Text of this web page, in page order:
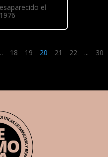
el
18 19 20 21 22 ... 30